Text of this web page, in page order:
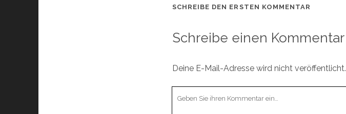
SCHREIBE DEN ERSTEN KOMMENTAR
Schreibe einen Kommentar
Deine E-Mail-Adresse wird nicht veröffentlicht.